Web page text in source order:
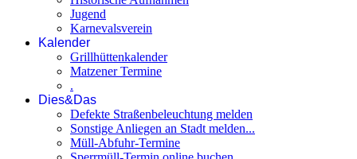
Jugend
Karnevalsverein
Kalender
Grillhüttenkalender
Matzener Termine
.
Dies&Das
Defekte Straßenbeleuchtung melden
Sonstige Anliegen an Stadt melden...
Müll-Abfuhr-Termine